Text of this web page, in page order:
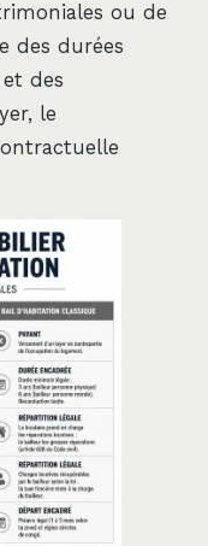
ou de
des durées
des
le